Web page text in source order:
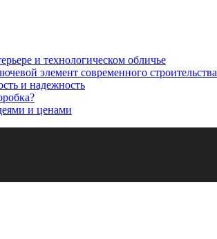
и технологическом обличье
элемент современного строительства
и надежность
и ценами